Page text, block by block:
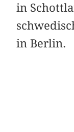
in
in Berlin.